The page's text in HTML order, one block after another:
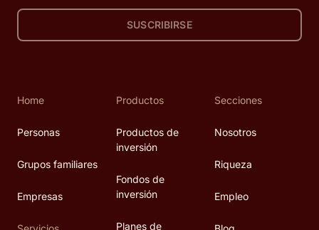
SUSCRIBIRSE
Home
Personas
Grupos familiares
Empresas
Productos
Productos de
inversión
Fondos de
inversión
Planes de
Secciones
Nosotros
Riqueza
Empleo